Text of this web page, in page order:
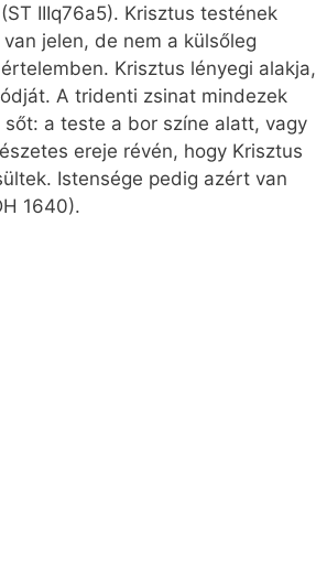
IIIq76a5). Krisztus testének
jelen, de nem a külsőleg
Krisztus lényegi alakja,
A tridenti zsinat mindezek
sőt: a teste a bor színe alatt, vagy
ereje révén, hogy Krisztus
Istensége pedig azért van
1640).